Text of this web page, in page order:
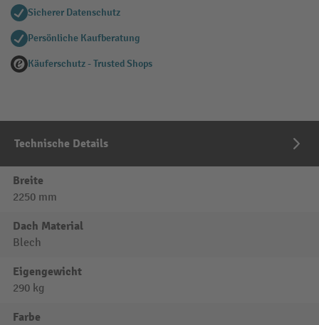
Sicherer Datenschutz
Persönliche Kaufberatung
Käuferschutz - Trusted Shops
Technische Details
Breite
2250 mm
Dach Material
Blech
Eigengewicht
290 kg
Farbe